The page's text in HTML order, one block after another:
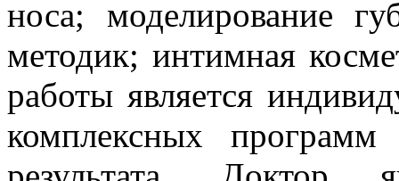
носа; моделирование
методик; интимная
работы является
комплексных